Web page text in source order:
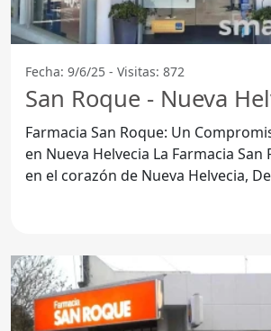
Fecha: 9/6/25 - Visitas: 872
San Roque - Nueva
Farmacia San Roque: Un
en Nueva Helvecia La Farmacia San Roque, ubicada
en el corazón de Nueva Helvecia,